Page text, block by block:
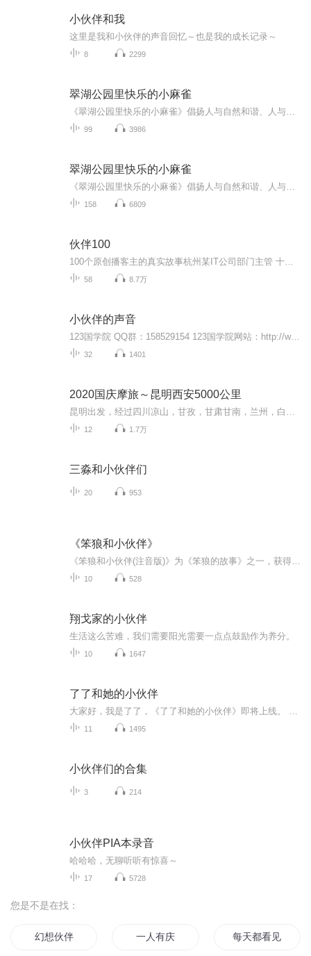
小伙伴和我
这里是我和小伙伴的声音回忆～也是我的成长记录～
8 2299
翠湖公园里快乐的小麻雀
99 3986
翠湖公园里快乐的小麻雀
158 6809
伙伴100
58 8.7万
小伙伴的声音
123国学院 QQ群：158529154 123国学院网站：http://www.123yongjiu.com 123老子学院，YY频道 ID ：13748380 123黄帝内经 养生馆 http://123yongjiu.taobao.com 2015暑期收获盘点 小播音员 提名奖（宝贝们的个人电台汇总） http://www.123yongjiu.com/forum...
32 1401
2020国庆摩旅～昆明西安5000公里
12 1.7万
三淼和小伙伴们
20 953
《笨狼和小伙伴》
10 528
翔戈家的小伙伴
生活这么苦难，我们需要阳光需要一点点鼓励作为养分。
10 1647
了了和她的小伙伴
11 1495
小伙伴们的合集
3 214
小伙伴PIA本录音
哈哈哈，无聊听听有惊喜～
17 5728
您是不是在找：
幻想伙伴 一人有庆 每天都看见伙伴